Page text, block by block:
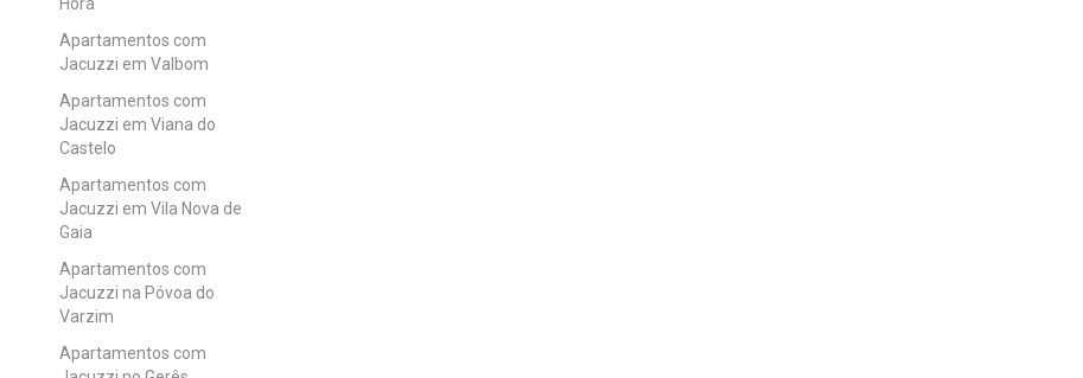
Apartamentos com
Jacuzzi em Valbom
Apartamentos com
Jacuzzi em Viana do
Castelo
Apartamentos com
Jacuzzi em Vila Nova de
Gaia
Apartamentos com
Jacuzzi na Póvoa do
Varzim
Apartamentos com